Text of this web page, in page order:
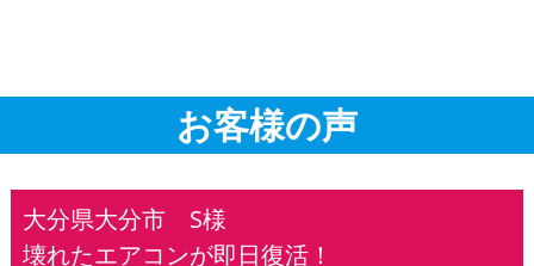
お客様の声
大分県大分市 S様
壊れたエアコンが即日復活！